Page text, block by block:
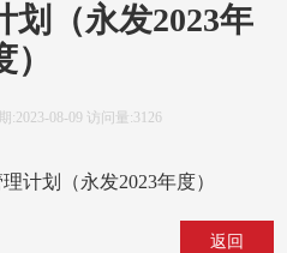
划（永发2023年
）
08-09 访问量:3126
计划（永发2023年度）
返回